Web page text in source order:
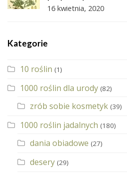
16 kwietnia, 2020
Kategorie
10 roślin (1)
1000 roślin dla urody (82)
zrób sobie kosmetyk (39)
1000 roślin jadalnych (180)
dania obiadowe (27)
desery (29)